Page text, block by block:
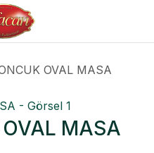
OVAL MASA
MASA